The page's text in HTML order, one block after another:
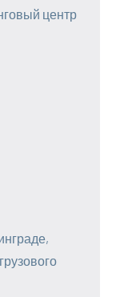
центр